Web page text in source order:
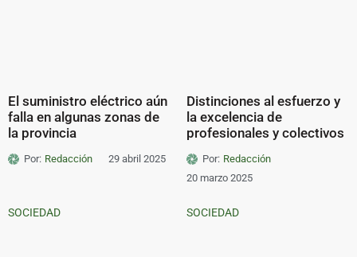
El suministro eléctrico aún
falla en algunas zonas de
la provincia
Por: Redacción 29 abril 2025
Distinciones al esfuerzo y
la excelencia de
profesionales y colectivos
Por: Redacción
20 marzo 2025
SOCIEDAD SOCIEDAD